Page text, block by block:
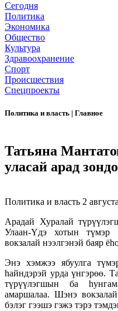
Сегодня
Политика
Экономика
Общество
Культура
Здравоохранение
Спорт
Происшествия
Спецпроекты
Политика и власть | Главное
Татьяна
уласай арад
Политика и власть 2
Арадай Хуралай
Улаан-Yдэ хотын түмэр
вокзалай нээлгэнэй баяр
Энэ хэмжээ ябуулга
hайндэрэй урда үнгэрөө.
түрүүлэгшын ба
амаршалаа. Шэнэ
бэлэг гээшэ гэжэ тэрэ